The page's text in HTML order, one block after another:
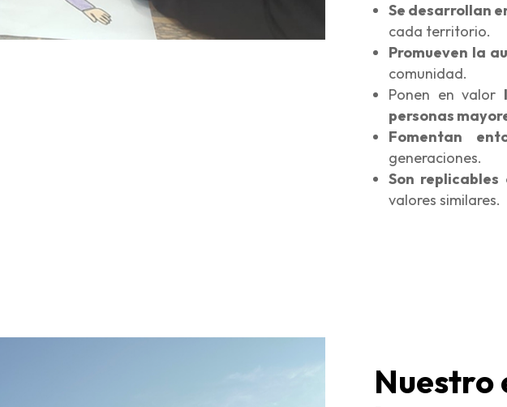
Se desarrollan
cada territorio.
Promueven la
comunidad.
Ponen en valor
personas
Fomentan
generaciones.
Son replicables
valores similares.
Nuestro